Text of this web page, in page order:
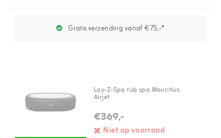
Gratis verzending vanaf €75,-*
Lay-Z-Spa tub spa Mauritius
Airjet
€369,-
Niet op voorraad